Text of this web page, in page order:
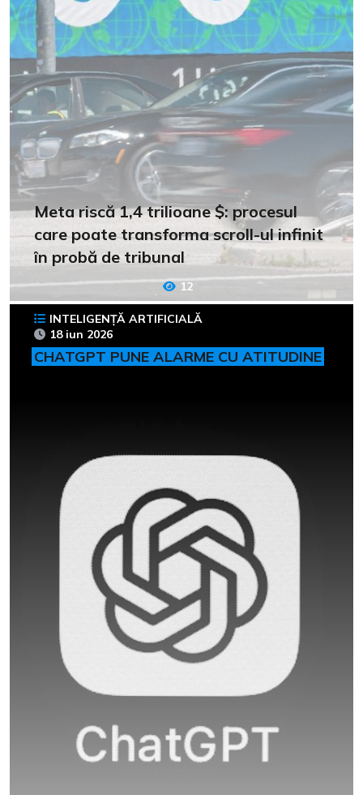
Meta riscă 1,4 trilioane $: procesul
care poate transforma scroll-ul infinit
în probă de tribunal
12
INTELIGENȚĂ ARTIFICIALĂ
18 iun 2026
CHATGPT PUNE ALARME CU ATITUDINE